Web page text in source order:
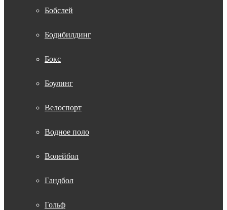
Бобслей
Бодибилдинг
Бокс
Боулинг
Велоспорт
Водное поло
Волейбол
Гандбол
Гольф